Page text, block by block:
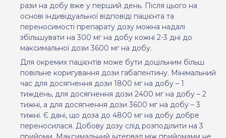
рази на добу вже у перший день. Після цього на
основі індивідуальної відповіді пацієнта та
переносимості препарату дозу можна надалі
збільшувати на 300 мг на добу кожні 2-3 дні до
максимальної дози 3600 мг на добу.
Для окремих пацієнтів може бути доцільним більш
повільне коригування дози габапентину. Мінімальний
час для досягнення дози 1800 мг на добу – 1
тиждень, для досягнення дози 2400 мг на добу – 2
тижні, а для досягнення дози 3600 мг на добу – 3
тижні. Є дані, що доза до 4800 мг на добу добре
переносилася. Добову дозу слід розподілити на 3